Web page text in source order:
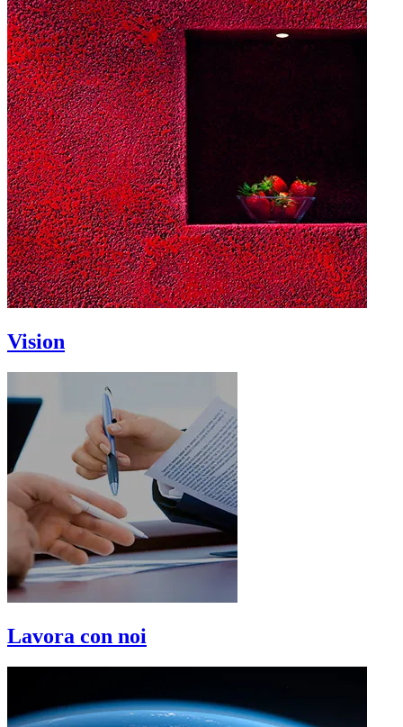
Vision
Lavora con noi